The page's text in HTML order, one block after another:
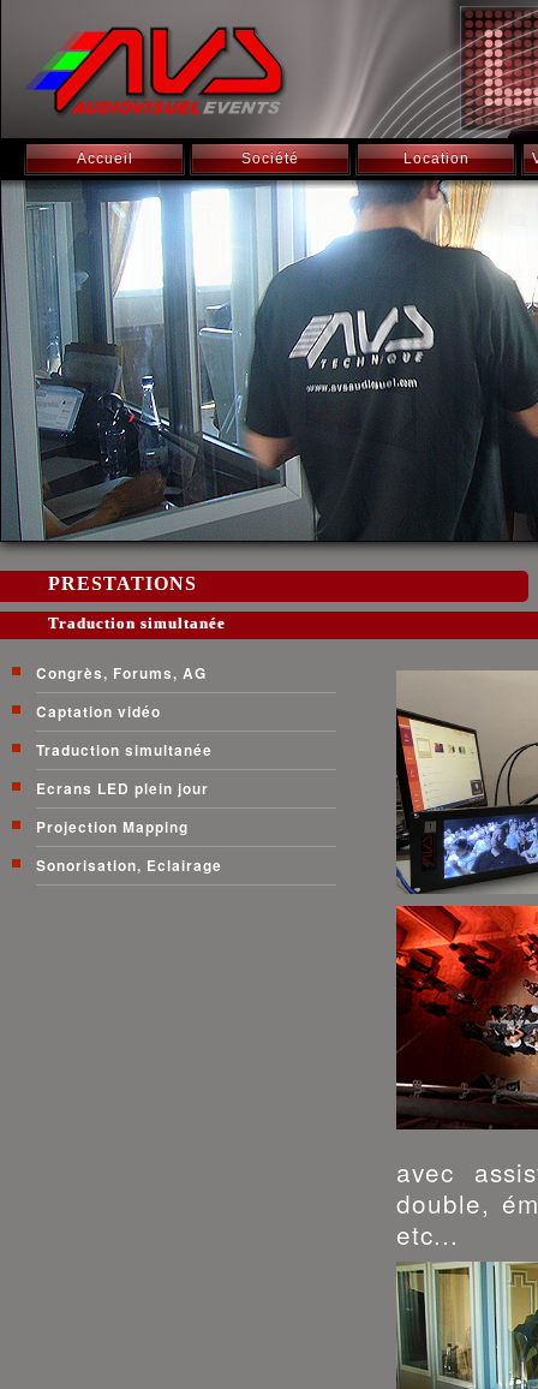
Accueil Société Location
PRESTATIONS
Traduction simultanée
Congrès, Forums, AG
Captation vidéo
Traduction simultanée
Ecrans LED plein jour
Projection Mapping
Sonorisation, Eclairage
avec
double,
etc...